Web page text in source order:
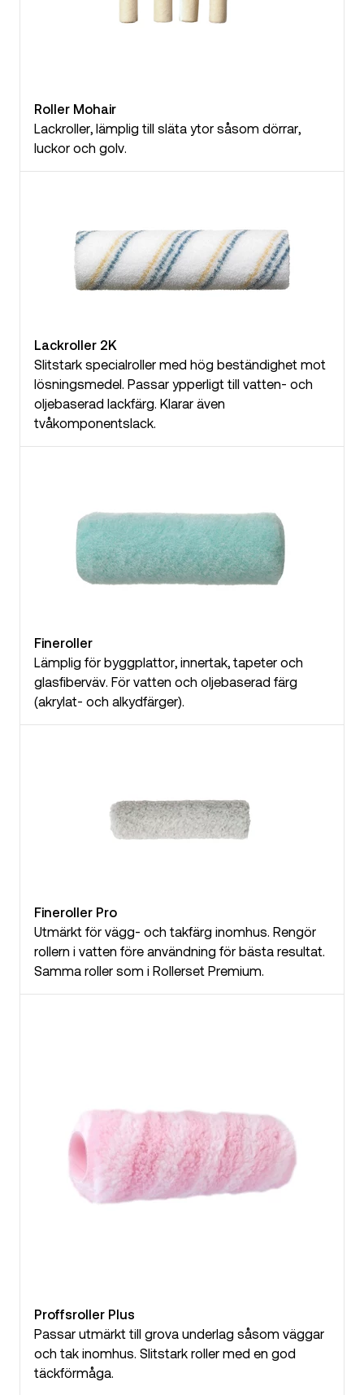
Roller Mohair
Lackroller, lämplig till släta ytor såsom dörrar,
luckor och golv.
Lackroller 2K
Slitstark specialroller med hög beständighet mot
lösningsmedel. Passar ypperligt till vatten- och
oljebaserad lackfärg. Klarar även
tvåkomponentslack.
Fineroller
Lämplig för byggplattor, innertak, tapeter och
glasfiberväv. För vatten och oljebaserad färg
(akrylat- och alkydfärger).
Fineroller Pro
Utmärkt för vägg- och takfärg inomhus. Rengör
rollern i vatten före användning för bästa resultat.
Samma roller som i Rollerset Premium.
Proffsroller Plus
Passar utmärkt till grova underlag såsom väggar
och tak inomhus. Slitstark roller med en god
täckförmåga.